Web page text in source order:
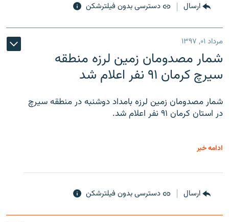
ارسال دسترسی بدون فیلترشکن
مرداد ۰۱, ۱۳۹۷
شمار مصدومان زمین لرزه منطقه
سیرچ کرمان ۹۱ نفر اعلام شد
شمار مصدومان زمین لرزه بامداد دوشنبه در منطقه سیرچ
در استان کرمان ۹۱ نفر اعلام شد.
ادامه خبر
ارسال دسترسی بدون فیلترشکن